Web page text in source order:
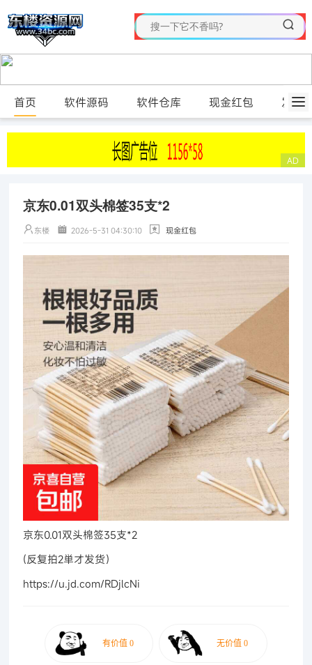
首页 软件源码 软件仓库 现金红包 发布
京东0.01双头棉签35支*2
东楼 2026-5-31 04:30:10 现金红包
京东0.01双头棉签35支*2
(反复拍2単才发货）
https://u.jd.com/RDjlcNi